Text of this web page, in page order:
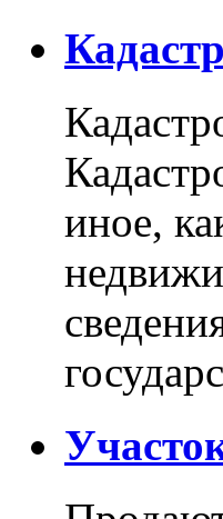
иное,